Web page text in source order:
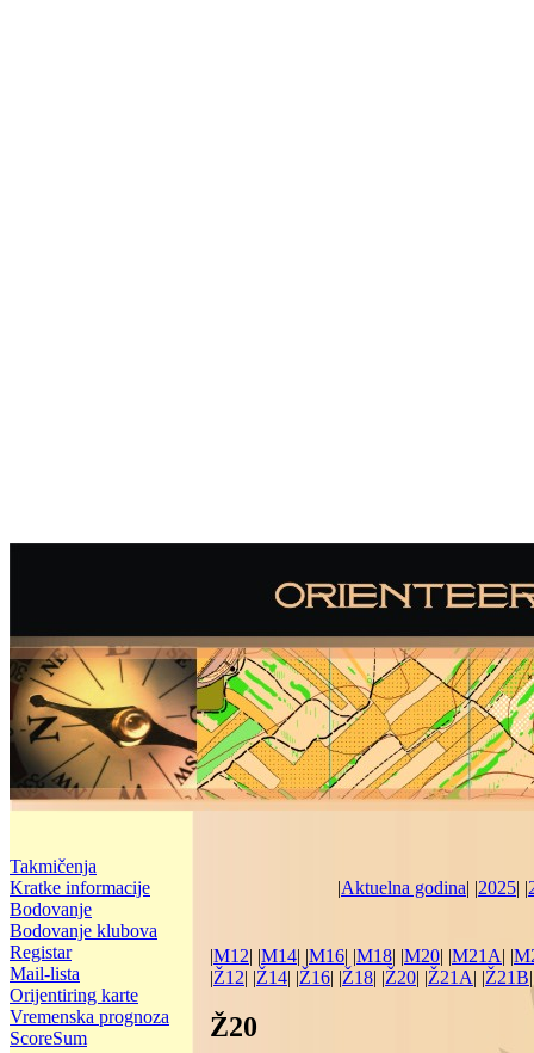
Takmičenja
Kratke informacije
Bodovanje
Bodovanje klubova
Registar
Mail-lista
Orijentiring karte
Vremenska prognoza
ScoreSum
|Aktuelna godina| |2025| |
|M12| |M14| |M16| |M18| |M20| |M21A| |
|Ž12| |Ž14| |Ž16| |Ž18| |Ž20| |Ž21A| |Ž21B
Ž20